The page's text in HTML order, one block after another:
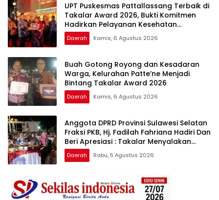
UPT Puskesmas Pattallassang Terbaik di
Takalar Award 2026, Bukti Komitmen
Hadirkan Pelayanan Kesehatan
Berkualitas
Daerah Kamis, 6 Agustus 2026
Buah Gotong Royong dan Kesadaran
Warga, Kelurahan Patte’ne Menjadi
Bintang Takalar Award 2026
Daerah Kamis, 6 Agustus 2026
Anggota DPRD Provinsi Sulawesi Selatan
Fraksi PKB, Hj. Fadilah Fahriana Hadiri Dan
Beri Apresiasi : Takalar Menyalakan
Lentera Pengabdian Melalui Malam
Apresiasi dan Inovasi Award 2026
Daerah Rabu, 5 Agustus 2026